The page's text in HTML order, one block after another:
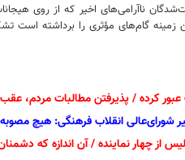
ناآرامی‌های اخیر که از روی
زمینه گام‌های مؤثری را برداشته است
کرده / پذیرفتن مطالبات
شورای‌عالی انقلاب فرهنگی: هیچ
از چهار نماینده / آن اندازه که